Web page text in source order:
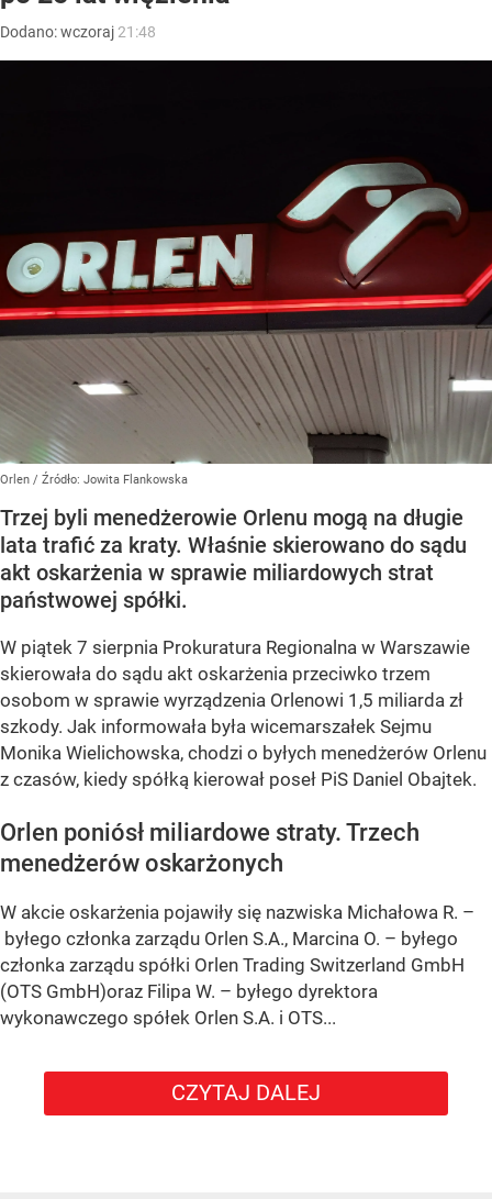
Dodano:wczoraj 21:48
Orlen / Źródło: Jowita Flankowska
Trzej byli menedżerowie Orlenu mogą na długie
lata trafić za kraty. Właśnie skierowano do sądu
akt oskarżenia w sprawie miliardowych strat
państwowej spółki.
W piątek 7 sierpnia Prokuratura Regionalna w Warszawie
skierowała do sądu akt oskarżenia przeciwko trzem
osobom w sprawie wyrządzenia Orlenowi 1,5 miliarda zł
szkody. Jak informowała była wicemarszałek Sejmu
Monika Wielichowska, chodzi o byłych menedżerów Orlenu
z czasów, kiedy spółką kierował poseł PiS Daniel Obajtek.
Orlen poniósł miliardowe straty. Trzech
menedżerów oskarżonych
W akcie oskarżenia pojawiły się nazwiska Michałowa R. –
byłego członka zarządu Orlen S.A., Marcina O. – byłego
członka zarządu spółki Orlen Trading Switzerland GmbH
(OTS GmbH)oraz Filipa W. – byłego dyrektora
wykonawczego spółek Orlen S.A. i OTS...
CZYTAJ DALEJ